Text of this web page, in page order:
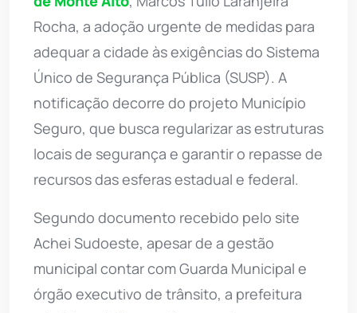
Rocha, a adoção urgente de medidas para
adequar a cidade às exigências do Sistema
Único de Segurança Pública (SUSP). A
notificação decorre do projeto Município
Seguro, que busca regularizar as estruturas
locais de segurança e garantir o repasse de
recursos das esferas estadual e federal.
Segundo documento recebido pelo site
Achei Sudoeste, apesar de a gestão
municipal contar com Guarda Municipal e
órgão executivo de trânsito, a prefeitura